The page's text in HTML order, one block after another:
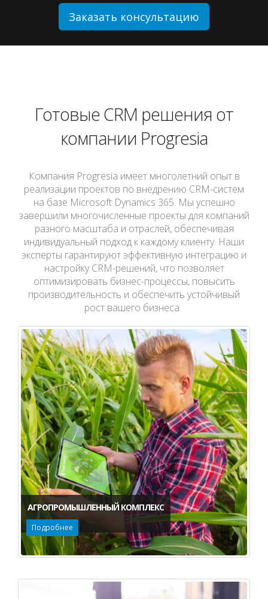
Заказать консультацию
Готовые CRM решения от
компании Progresia
Компания Progresia имеет многолетний опыт в
реализации проектов по внедрению CRM-систем
на базе Microsoft Dynamics 365. Мы успешно
завершили многочисленные проекты для компаний
разного масштаба и отраслей, обеспечивая
индивидуальный подход к каждому клиенту. Наши
эксперты гарантируют эффективную интеграцию и
настройку CRM-решений, что позволяет
оптимизировать бизнес-процессы, повысить
производительность и обеспечить устойчивый
рост вашего бизнеса
АГРОПРОМЫШЛЕННЫЙ КОМПЛЕКС
Подробнее